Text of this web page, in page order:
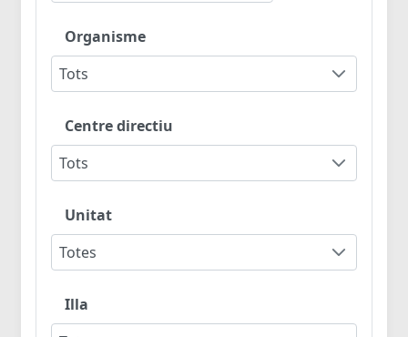
Organisme
Tots
Centre directiu
Tots
Unitat
Totes
Illa